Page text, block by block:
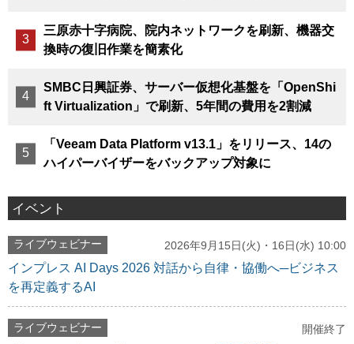
三原赤十字病院、院内ネットワークを刷新、機器交
換時の復旧作業を簡素化
SMBC日興証券、サーバー仮想化基盤を「OpenShi
ft Virtualization」で刷新、5年間の費用を2割減
「Veeam Data Platform v13.1」をリリース、14の
ハイパーバイザーをバックアップ対象に
イベント
ライブウェビナー 2026年9月15日(火)・16日(水) 10:00
インプレス AI Days 2026 対話から自律・協働へ─ビジネス
を再定義するAI
ライブウェビナー 開催終了